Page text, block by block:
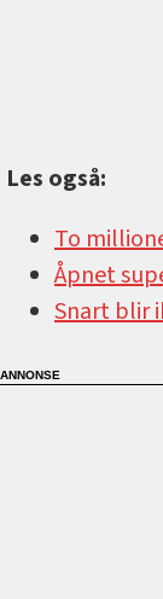
Les også:
To
Åpnet
Snart blir